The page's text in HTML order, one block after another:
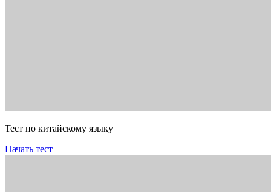
Тест по китайскому языку
Начать тест